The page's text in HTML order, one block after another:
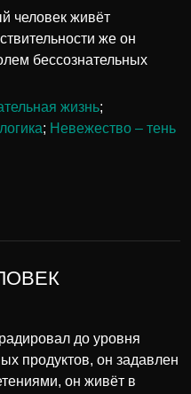
человек живёт
же он
бессознательных
жизнь;
; Невежество – тень
до уровня
продуктов, он задавлен
он живёт в